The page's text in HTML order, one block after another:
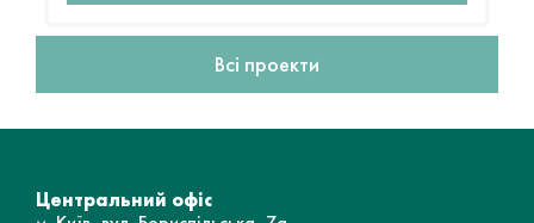
Всі проекти
Центральний офіс